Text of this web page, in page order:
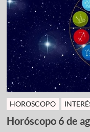
HOROSCOPO
Horóscopo 6 de